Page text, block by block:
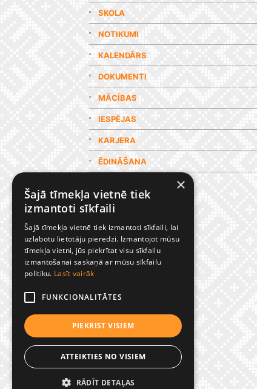
SKOLA
NOTIKUMI
KALENDĀRS
DOKUMENTI
MĀCĪBAS
IESPĒJAS
KARJERA
ĒDINĀŠANA
×
Šajā tīmekļa vietnē tiek
izmantoti sīkfaili
Šajā tīmekļa vietnē tiek izmantoti sīkfaili, lai
uzlabotu lietotāju pieredzi. Izmantojot mūsu
tīmekļa vietni, jūs piekrītat visu sīkfailu
izmantošanai saskaņā ar mūsu sīkfailu
politiku. Lasīt vairāk
FUNKCIONALITĀTES
PIEKRIST VISIEM
ATTEIKTIES NO VISIEM
RĀDĪT DETAĻAS